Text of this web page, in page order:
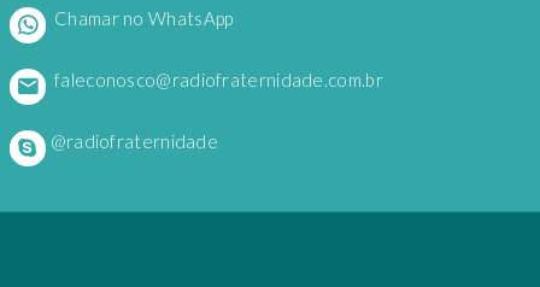
Chamar no WhatsApp
faleconosco@radiofraternidade.com.br
@radiofraternidade